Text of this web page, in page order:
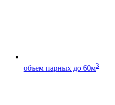
объем парных до 60м3